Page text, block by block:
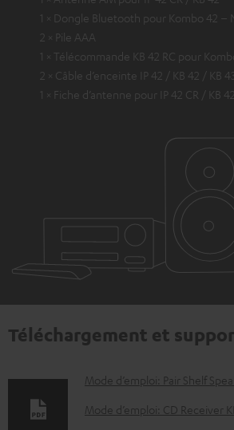
1 × Dongle Bluetooth pour Kombo 42 –
2 × Pile AAA
1 × Télécommande KB 42 RC pour
2 × Câble d’enceinte IP 42 / KB 42 / KB
1 × Fiche d’antenne pour IP 42 CR / KB 42
Téléchargement et
D
o
Mode d’emploi: Pair Shelf
Mode d’emploi: CD Receiver